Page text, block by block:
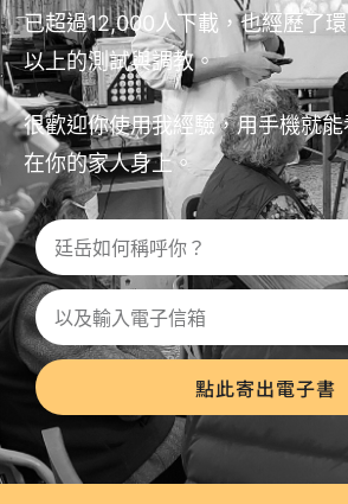
已超過12,000人下載，也經歷了
以上的測試與調教。
很歡迎你使用我經驗，用手機就
在你的家人身上。
點此寄出電子書